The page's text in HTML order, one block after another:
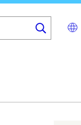
Select
your